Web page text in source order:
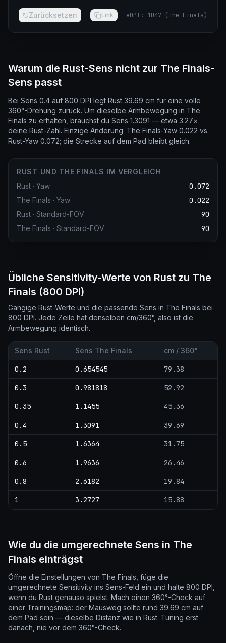
Zurücksetzen Link eDPI : 1047 (The Finals)
Warum die Rust-Sens nicht zur The Finals-
Sens passt
Bei Sens 0.4 auf 800 DPI legt Rust 39.69 cm für eine volle
360°-Drehung zurück. Um dieselbe Armbewegung in The
Finals zu erhalten, brauchst du Sens 1.3091 — etwa 3.27×
deine Rust-Zahl. Einzige Änderung: The Finals-Yaw 0.022 vs.
Rust-Yaw 0.072; die Strecke auf dem Pad bleibt gleich.
RUST UND THE FINALS IM VERGLEICH
Rust · Yaw 0.072
The Finals · Yaw 0.022
Rust · Standard-FOV 90
The Finals · Standard-FOV 90
Übliche Sensitivity-Werte von Rust zu The
Finals (800 DPI)
Gängige Rust-Werte und die passende Sens in The Finals bei
800 DPI. Jede Zeile hat denselben cm/360°, also ist die
Armbewegung identisch.
Sens Rust Sens The Finals cm / 360°
0.2 0.654545 79.38
0.3 0.981818 52.92
0.35 1.1455 45.36
0.4 1.3091 39.69
0.5 1.6364 31.75
0.6 1.9636 26.46
0.8 2.6182 19.84
1 3.2727 15.88
Wie du die umgerechnete Sens in The
Finals einträgst
Öffne die Einstellungen von The Finals, füge die
umgerechnete Sensitivity ins Sens-Feld ein und halte 800 DPI,
wenn du Rust genauso spielst. Mach einen 360°-Check auf
einer Trainingsmap: der Mausweg sollte rund 39.69 cm auf
dem Pad sein — dieselbe Distanz wie in Rust. Tuning erst
danach, nie vor dem 360°-Check.